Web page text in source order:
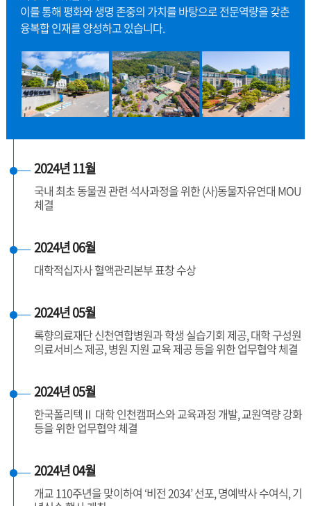
이를 통해 평화와 생명 존중의 가치를 바탕으로 전문역량을 갖춘
융복합 인재를 양성하고 있습니다.
2024년 11월
국내 최초 동물권 관련 석사과정을 위한 (사)동물자유연대 MOU
체결
2024년 06월
대학적십자사 혈액관리본부 표창 수상
2024년 05월
록향의료재단 신천연합병원과 학생 실습기회 제공, 대학 구성원
의료서비스 제공, 병원 지원 교육 제공 등을 위한 업무협약 체결
2024년 05월
한국폴리텍Ⅱ 대학 인천캠퍼스와 교육과정 개발, 교원역량 강화
등을 위한 업무협약 체결
2024년 04월
개교 110주년을 맞이하여 ‘비전 2034’ 선포, 명예박사 수여식, 기